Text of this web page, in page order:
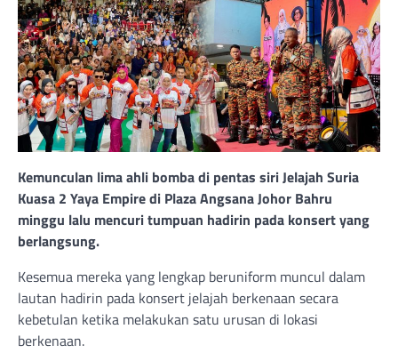
Kemunculan lima ahli bomba di pentas siri Jelajah Suria
Kuasa 2 Yaya Empire di Plaza Angsana Johor Bahru
minggu lalu mencuri tumpuan hadirin pada konsert yang
berlangsung.
Kesemua mereka yang lengkap beruniform muncul dalam
lautan hadirin pada konsert jelajah berkenaan secara
kebetulan ketika melakukan satu urusan di lokasi
berkenaan.